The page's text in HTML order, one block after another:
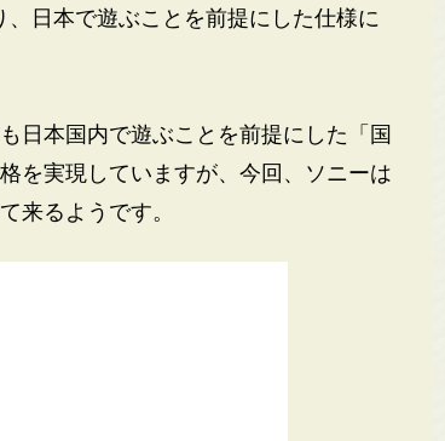
日本で遊ぶことを前提にした仕様に
日本国内で遊ぶことを前提にした「国
を実現していますが、今回、ソニーは
来るようです。